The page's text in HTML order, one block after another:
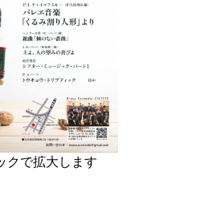
クで拡大します